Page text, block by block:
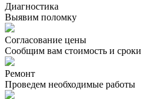
Диагностика
Выявим поломку
Согласование цены
Сообщим вам стоимость и сроки
Ремонт
Проведем необходимые работы